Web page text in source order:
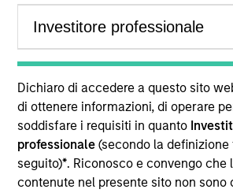
Dichiaro di accedere a questo sito
di ottenere informazioni, di operare
soddisfare i requisiti in quanto
professionale(secondo la definizione
seguito)*. Riconosco e convengo che
contenute nel presente sito non sono
In cifre1
ANNI DI STORIA
50